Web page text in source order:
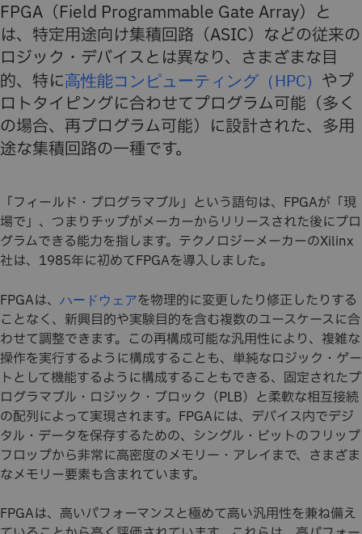
FPGA（Field Programmable Gate Array）と
は、特定用途向け集積回路（ASIC）などの従来の
ロジック・デバイスとは異なり、さまざまな目
的、特に高性能コンピューティング（HPC） やプ
ロトタイピングに合わせてプログラム可能（多く
の場合、再プログラム可能）に設計された、多用
途な集積回路の一種です。
「フィールド・プログラマブル」という語句は、FPGAが「現
場で」、つまりチップがメーカーからリリースされた後にプロ
グラムできる能力を指します。テクノロジーメーカーのXilinx
社は、1985年に初めてFPGAを導入しました。
FPGAは、 ハードウェアを物理的に変更したり修正したりする
ことなく、新興目的や実験目的を含む複数のユースケースに合
わせて調整できます。この再構成可能な汎用性により、複雑な
操作を実行するように構成することも、単純なロジック・ゲー
トとして機能するように構成することもできる、固定されたプ
ログラマブル・ロジック・ブロック（PLB）と柔軟な相互接続
の配列によって実現されます。FPGAには、デバイス内でデジ
タル・データを保存するための、シングル・ビットのフリップ
フロップから非常に高密度のメモリー・アレイまで、さまざま
なメモリー要素も含まれています。
FPGAは、高いパフォーマンスと極めて高い汎用性を兼ね備え